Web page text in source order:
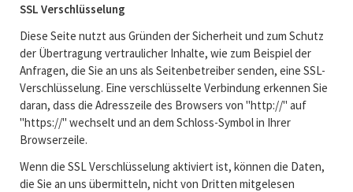
SSL Verschlüsselung
Diese Seite nutzt aus Gründen der Sicherheit und zum Schutz
der Übertragung vertraulicher Inhalte, wie zum Beispiel der
Anfragen, die Sie an uns als Seitenbetreiber senden, eine SSL-
Verschlüsselung. Eine verschlüsselte Verbindung erkennen Sie
daran, dass die Adresszeile des Browsers von "http://" auf
"https://" wechselt und an dem Schloss-Symbol in Ihrer
Browserzeile.
Wenn die SSL Verschlüsselung aktiviert ist, können die Daten,
die Sie an uns übermitteln, nicht von Dritten mitgelesen